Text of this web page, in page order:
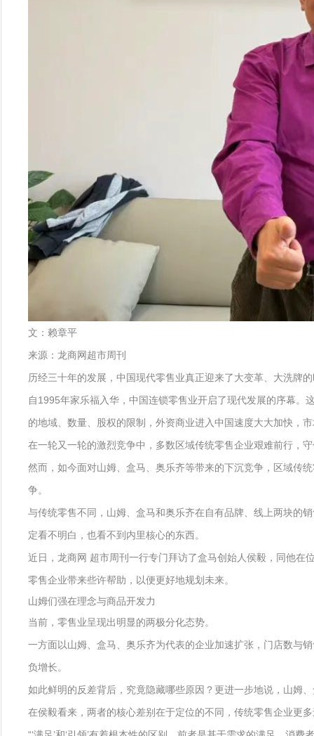
文：赖章平
来源：龙商网超市周刊
历经三十年的发展，中国现代零售业真正迎来了大变革、大洗牌
自1995年家乐福入华，中国连锁零售业开启了现代发展的序幕
的地域、数量、股权的限制，外资商业进入中国速度大大加快，
在一轮又一轮的激烈竞争中，多数区域传统零售企业艰难前行，
然而，如今面对山姆、盒马、奥乐齐等带来的下沉竞争，区域传
争。
与传统零售不同，山姆、盒马和奥乐齐在自有品牌、线上两块的
定看不明白，也看不到内里核心的东西。
近日，龙商网 超市周刊一行专门拜访了盒马创始人侯毅，同他
零售企业带来些许帮助，以便更好地规划未来。
山姆们强在理念与商品开发力
当前，零售业呈现出明显的两极分化态势。
一方面以山姆、盒马、奥乐齐为代表的企业加速扩张，门店数与
负增长。
如此鲜明的反差背后，究竟隐藏哪些原因？更进一步地说，山姆
在侯毅看来，两者的核心差别在于定位的不同，传统零售企业更